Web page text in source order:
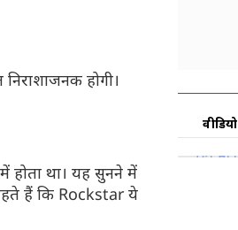
होगी।
होता था। यह सुनने में
हैं कि Rockstar ये
वीडियो